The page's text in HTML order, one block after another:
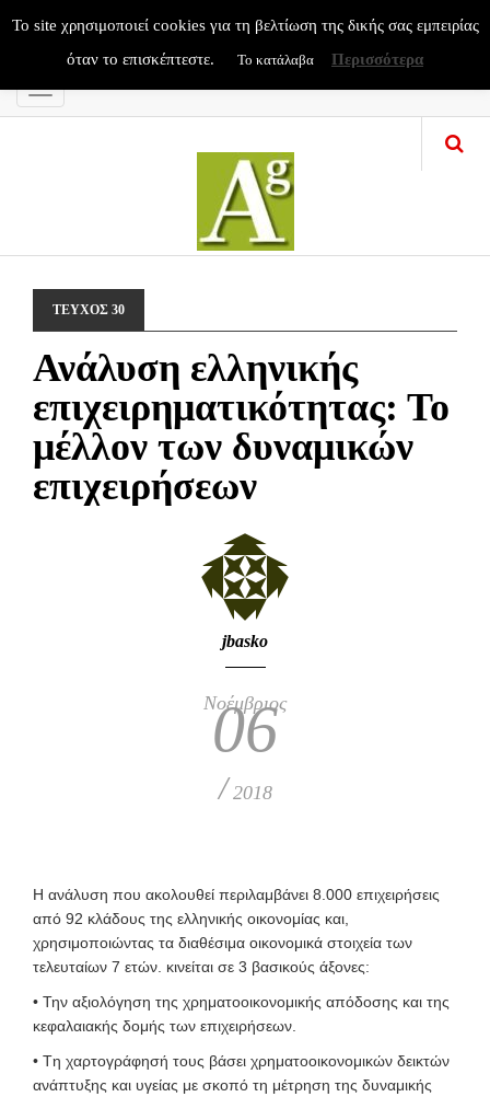
Menu
ΤΕΥΧΟΣ 30
Ανάλυση ελληνικής
επιχειρηματικότητας: Το
μέλλον των δυναμικών
επιχειρήσεων
jbasko
Νοέμβριος
06
/ 2018
Η ανάλυση που ακολουθεί περιλαμβάνει 8.000 επιχειρήσεις
από 92 κλάδους της ελληνικής οικονομίας και,
χρησιμοποιώντας τα διαθέσιμα οικονομικά στοιχεία των
τελευταίων 7 ετών. κινείται σε 3 βασικούς άξονες:
• Την αξιολόγηση της χρηματοοικονομικής απόδοσης και της
κεφαλαιακής δομής των επιχειρήσεων.
• Tη χαρτογράφησή τους βάσει χρηματοοικονομικών δεικτών
ανάπτυξης και υγείας με σκοπό τη μέτρηση της δυναμικής
To site χρησιμοποιεί cookies για τη βελτίωση της δικής σας εμπειρίας
όταν το επισκέπτεστε.
Το κατάλαβα Περισσότερα